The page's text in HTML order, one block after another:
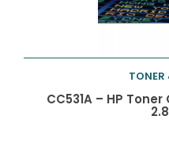
TONER
CC531A – HP